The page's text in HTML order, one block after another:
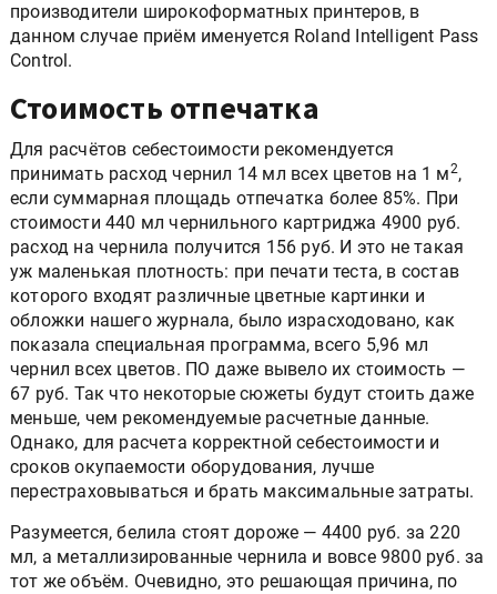
производители широкоформатных принтеров, в
данном случае приём именуется Roland Intelligent Pass
Control.
Стоимость отпечатка
Для расчётов себестоимости рекомендуется
принимать расход чернил 14 мл всех цветов на 1 м2,
если суммарная площадь отпечатка более 85%. При
стоимости 440 мл чернильного картриджа 4900 руб.
расход на чернила получится 156 руб. И это не такая
уж маленькая плотность: при печати теста, в состав
которого входят различные цветные картинки и
обложки нашего журнала, было израсходовано, как
показала специальная программа, всего 5,96 мл
чернил всех цветов. ПО даже вывело их стоимость —
67 руб. Так что некоторые сюжеты будут стоить даже
меньше, чем рекомендуемые расчетные данные.
Однако, для расчета корректной себестоимости и
сроков окупаемости оборудования, лучше
перестраховываться и брать максимальные затраты.
Разумеется, белила стоят дороже — 4400 руб. за 220
мл, а металлизированные чернила и вовсе 9800 руб. за
тот же объём. Очевидно, это решающая причина, по